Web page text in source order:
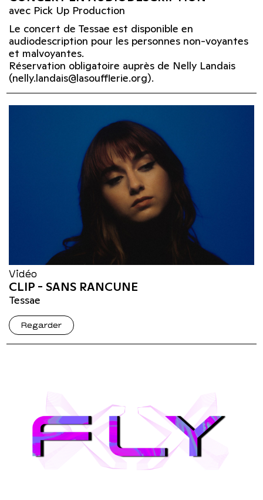
avec Pick Up Production
Le concert de Tessae est disponible en
audiodescription pour les personnes non-voyantes
et malvoyantes.
Réservation obligatoire auprès de Nelly Landais
(nelly.landais@lasoufflerie.org).
Vidéo
CLIP - SANS RANCUNE
Tessae
Regarder